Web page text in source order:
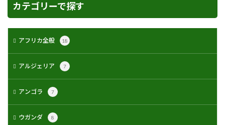
カテゴリーで探す
アフリカ全般 18
アルジェリア 7
アンゴラ 7
ウガンダ 8